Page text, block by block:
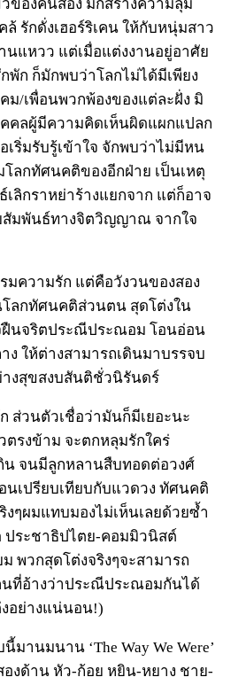
ของคนสอง มักสร้างความลุ่ม
ล้ รักดั่งเฮอร์ริเคน ให้กับหนุ่มสาว
นแหวว แต่เมื่อแต่งงานอยู่อาศัย
พัก ก็มักพบว่าโลกไม่ได้มีเพียง
คม/เพื่อนพวกพ้องของแต่ละฝั่ง มิ
คลผู้มีความคิดเห็นผิดแผกแปลก
เริ่มรับรู้เข้าใจ จักพบว่าไม่มีหน
ลกทัศนคติของอีกฝ่าย เป็นเหตุ
ลิกราหย่าร้างแยกจาก แต่ก็อาจ
สัมพันธ์ทางจิตวิญญาณ จากใจ
มความรัก แต่คือวังวนของสอง
ลกทัศนคติส่วนตน สุดโต่งใน
ฝืนจริตประณีประณอม โอนอ่อน
ง ให้ต่างสามารถเดินมาบรรจบ
งสุขสงบสันติชั่วนิรันดร์
ส่วนตัวเชื่อว่ามันก็มีเยอะนะ
ตรงข้าม จะตกหลุมรักใคร่
น จนมีลูกหลานสืบทอดต่อวงศ์
นเปรียบเทียบกับแวดวง ทัศนคติ
งๆผมแทบมองไม่เห็นเลยด้วยซ้ำ
ประชาธิปไตย-คอมมิวนิสต์
พวกสุดโต่งจริงๆจะสามารถ
ที่อ้างว่าประณีประณอมกันได้
อย่างแน่นอน!)
มานมนาน ‘The Way We Were’
องด้าน หัว-ก้อย หยิน-หยาง ชาย-